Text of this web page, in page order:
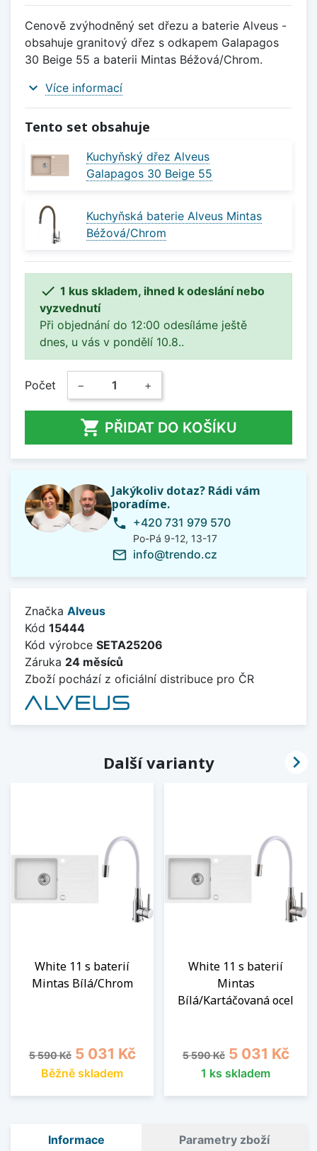
Cenově zvýhodněný set dřezu a baterie Alveus -
obsahuje granitový dřez s odkapem Galapagos
30 Beige 55 a baterii Mintas Béžová/Chrom.
expand_more Více informací
Tento set obsahuje
Kuchyňský dřez Alveus
Galapagos 30 Beige 55
Kuchyňská baterie Alveus Mintas
Béžová/Chrom
 1 kus skladem, ihned k odeslání nebo
vyzvednutí
Při objednání do 12:00 odesíláme ještě
dnes, u vás v pondělí 10.8..
Počet − +
 PŘIDAT DO KOŠÍKU
Jakýkoliv dotaz? Rádi vám
poradíme.
phone +420 731 979 570
Po-Pá 9-12, 13-17
mail_outline info@trendo.cz
Značka Alveus
Kód 15444
Kód výrobce SETA25206
Záruka 24 měsíců
Zboží pochází z oficiální distribuce pro ČR
Další varianty
White 11 s baterií
Mintas Bílá/Chrom
Běžná cena
5 590 Kč Cena
5 031 Kč
Běžně skladem
White 11 s baterií
Mintas
Bílá/Kartáčovaná ocel
Běžná cena
5 590 Kč Cena
5 031 Kč
1 ks skladem

Informace Parametry zboží